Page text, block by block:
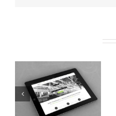
Mauris Fringilla
Voluts